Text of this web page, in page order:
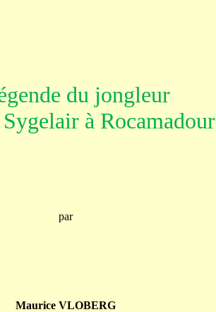
du jongleur
à Rocamadour
par
Maurice VLOBERG